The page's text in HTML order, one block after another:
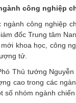
công nghiệp
ngành công nghiệp
đốc Trung tâm
khoa học, công
tử.
Thủ tướng
cao trong các
số nhóm ngành